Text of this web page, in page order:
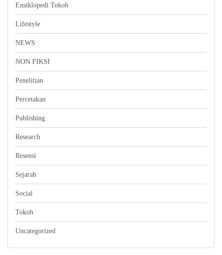
Ensiklopedi Tokoh
Lifestyle
NEWS
NON FIKSI
Penelitian
Percetakan
Publishing
Research
Resensi
Sejarah
Social
Tokoh
Uncategorized